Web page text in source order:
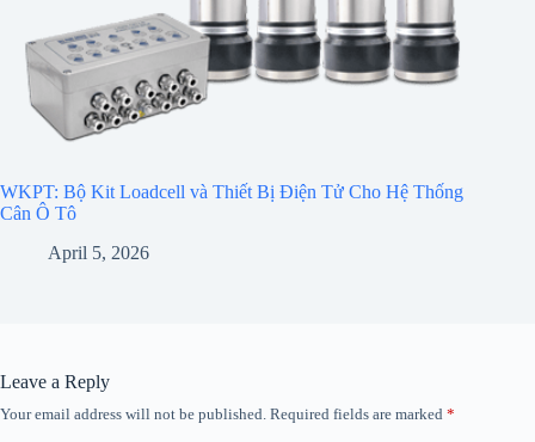
WKPT: Bộ Kit Loadcell và Thiết Bị Điện Tử Cho Hệ Thống
Cân Ô Tô
April 5, 2026
Leave a Reply
Your email address will not be published. Required fields are marked *